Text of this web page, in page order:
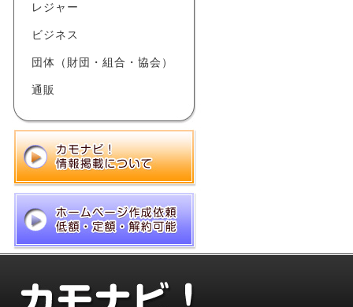
レジャー
ビジネス
団体（財団・組合・協会）
通販